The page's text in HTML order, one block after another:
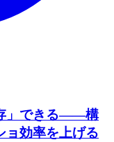
」できる——構
ョ効率を上げる